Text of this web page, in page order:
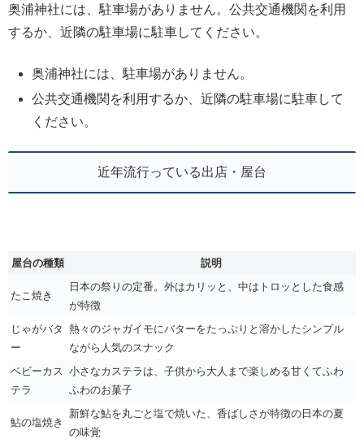
奥浦神社には、駐車場がありません。公共交通機関を利用
するか、近隣の駐車場に駐車してください。
奥浦神社には、駐車場がありません。
公共交通機関を利用するか、近隣の駐車場に駐車して
ください。
近年流行っている出店・屋台
屋台の種類 説明
たこ焼き
日本の祭りの定番。外はカリッと、中はトロッとした食感
が特徴
じゃがバタ
ー
熱々のジャガイモにバターをたっぷりと溶かしたシンプル
ながら人気のスナック
ベビーカス
テラ
小さなカステラは、子供から大人まで楽しめる甘くてふわ
ふわのお菓子
鮎の塩焼き
新鮮な鮎を丸ごと塩で焼いた、香ばしさが特徴の日本の夏
の味覚